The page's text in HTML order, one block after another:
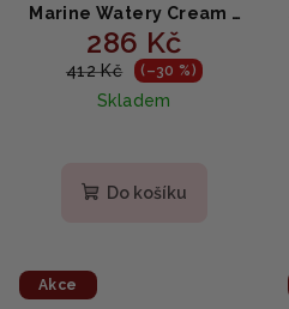
Marine Watery Cream -
hydratační krém na
obličej s mořskými řasami
a kyselinou
hyaluronovou 50ml
286 Kč
412 Kč (–30 %)
Skladem
Do košíku
Akce